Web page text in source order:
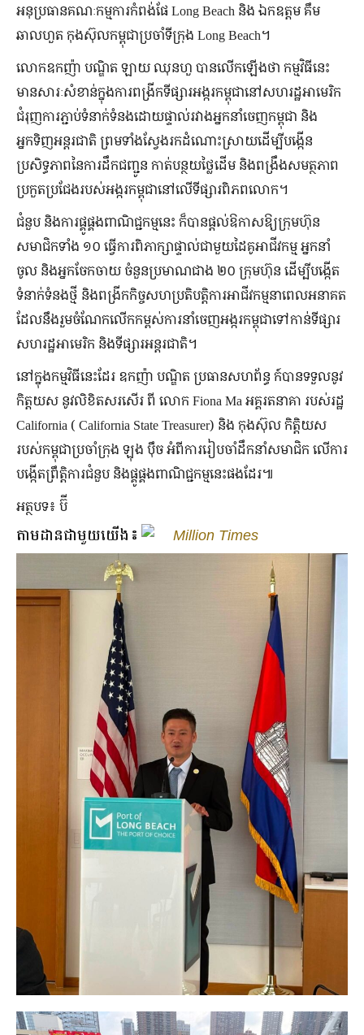
អនុប្រធានគណៈកម្មការកំពង់ផែ Long Beach និង ឯកឧត្តម គឹម
ឆាលហួត កុងស៊ុលកម្ពុជាប្រចាំទីក្រុង Long Beach។
លោកឧកញ៉ា បណ្ឌិត ឡាយ ឈុនហួ បានលើកឡើងថា កម្មវិធីនេះ
មានសារៈសំខាន់ក្នុងការពង្រីកទីផ្សារអង្ករកម្ពុជានៅសហរដ្ឋអាមេរិក
ជំរុញការភ្ជាប់ទំនាក់ទំនងដោយផ្ទាល់រវាងអ្នកនាំចេញកម្ពុជា និង
អ្នកទិញអន្តរជាតិ ព្រមទាំងស្វែងរកដំណោះស្រាយដើម្បីបង្កើន
ប្រសិទ្ធភាពនៃការដឹកជញ្ជូន កាត់បន្ថយថ្លៃដើម និងពង្រឹងសមត្ថភាព
ប្រកួតប្រជែងរបស់អង្ករកម្ពុជានៅលើទីផ្សារពិភពលោក។
ជំនួប និងការផ្គូផ្គងពាណិជ្ជកម្មនេះ ក៏បានផ្តល់ឱកាសឱ្យក្រុមហ៊ុន
សមាជិកទាំង ១០ ធ្វើការពិភាក្សាផ្ទាល់ជាមួយដៃគូអាជីវកម្ម អ្នកនាំ
ចូល និងអ្នកចែកចាយ ចំនួនប្រមាណជាង ២០ ក្រុមហ៊ុន ដើម្បីបង្កើត
ទំនាក់ទំនងថ្មី និងពង្រីកកិច្ចសហប្រតិបត្តិការអាជីវកម្មនាពេលអនាគត
ដែលនឹងរួមចំណែកលើកកម្ពស់ការនាំចេញអង្ករកម្ពុជាទៅកាន់ទីផ្សារ
សហរដ្ឋអាមេរិក និងទីផ្សារអន្តរជាតិ។
នៅក្នុងកម្មវិធីនេះដែរ ឧកញ៉ា បណ្ឌិត ប្រធានសហព័ន្ធ ក៍បានទទួលនូវ
កិត្តយស នូវលិខិតសរសើរ ពី លោក Fiona Ma អគ្គរតនាគា របស់រដ្ឋ
California ( California State Treasurer) និង កុងស៊ុល កិត្តិយស
របស់កម្ពុជាប្រចាំក្រុង ឡុង ប៉ឹច អំពីការរៀបចាំដឹកនាំសមាជិក លើការ
បង្កើតព្រឹត្តិការជំនួប និងផ្គូផ្គងពាណិជ្ជកម្មនេះផងដែរ៕
អត្ថបទ៖ ប៊ី
តាមដានជាមួយយើង៖ Million Times